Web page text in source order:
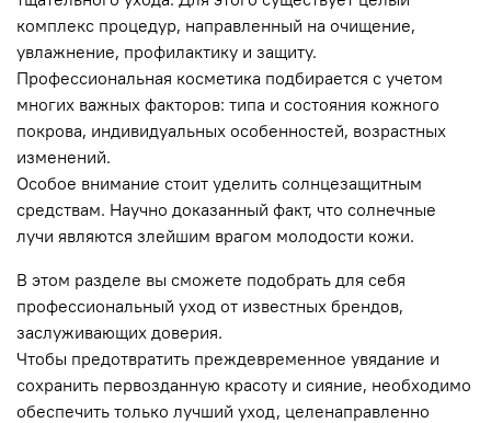
комплекс процедур, направленный на очищение,
увлажнение, профилактику и защиту.
Профессиональная косметика подбирается с учетом
многих важных факторов: типа и состояния кожного
покрова, индивидуальных особенностей, возрастных
изменений.
Особое внимание стоит уделить солнцезащитным
средствам. Научно доказанный факт, что солнечные
лучи являются злейшим врагом молодости кожи.
В этом разделе вы сможете подобрать для себя
профессиональный уход от известных брендов,
заслуживающих доверия.
Чтобы предотвратить преждевременное увядание и
сохранить первозданную красоту и сияние, необходимо
обеспечить только лучший уход, целенаправленно